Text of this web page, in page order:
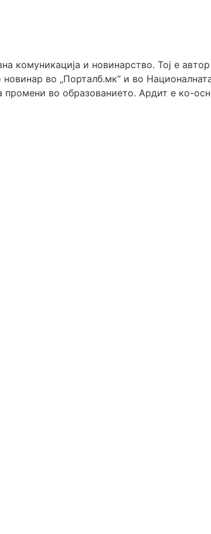
комуникација и новинарство. Тој е
во „Порталб.мк“ и во
во образованието. Ардит е ко-